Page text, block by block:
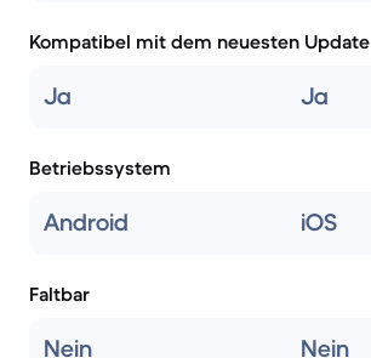
Kompatibel mit dem neuesten Update
Ja Ja
Betriebssystem
Android iOS
Faltbar
Nein Nein